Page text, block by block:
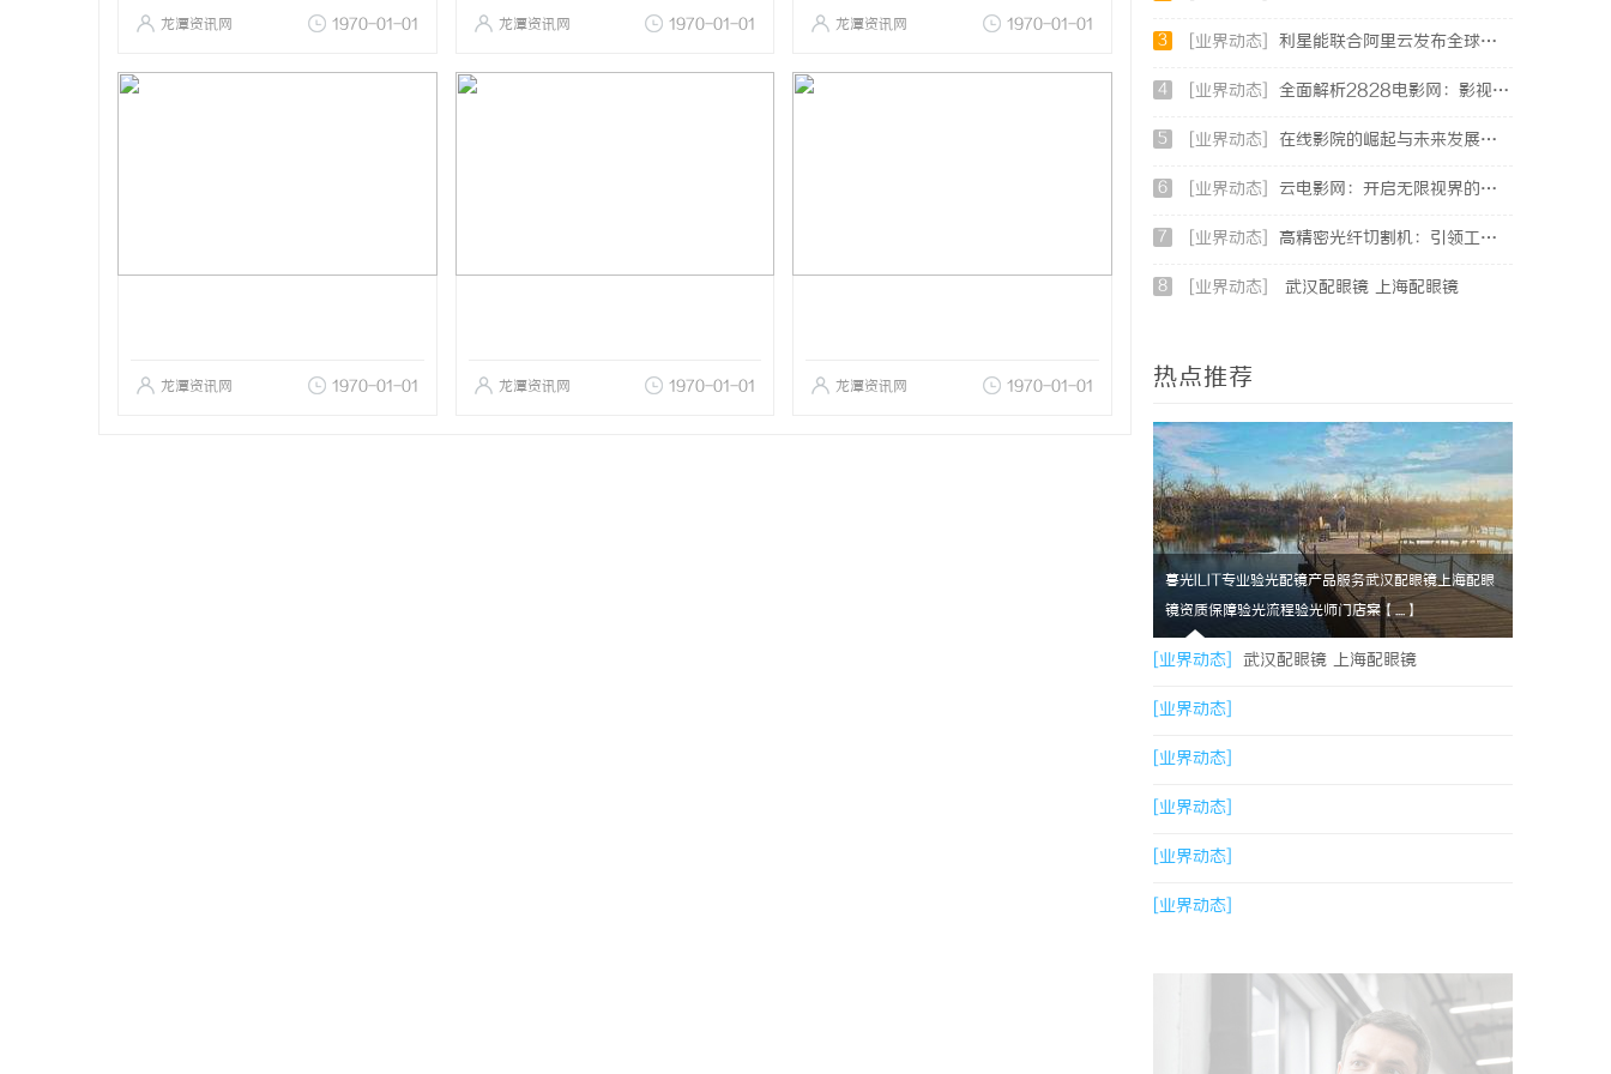
龙潭资讯网 1970-01-01 龙潭资讯网 1970-01-01 龙潭资讯网 1970-01-01
龙潭资讯网 1970-01-01 龙潭资讯网 1970-01-01 龙潭资讯网 1970-01-01
3 [业界动态] 利星能联合阿里云发布全球首个分布式算电协同解决方案
4 [业界动态] 全面解析2828电影网：影视资源的丰富宝库及其使用指南
5 [业界动态] 在线影院的崛起与未来发展趋势深度解析
6 [业界动态] 云电影网：开启无限视界的全新影视体验之旅
7 [业界动态] 高精密光纤切割机：引领工业制造新时代的利器
8 [业界动态] 武汉配眼镜 上海配眼镜
热点推荐
暮光ILIT专业验光配镜产品服务武汉配眼镜上海配眼
镜资质保障验光流程验光师门店案【....】
[业界动态] 武汉配眼镜 上海配眼镜
[业界动态]
[业界动态]
[业界动态]
[业界动态]
[业界动态]